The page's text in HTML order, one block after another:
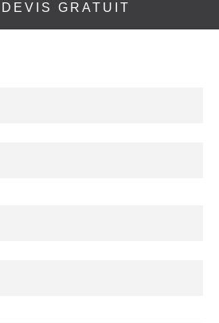
GRATUIT